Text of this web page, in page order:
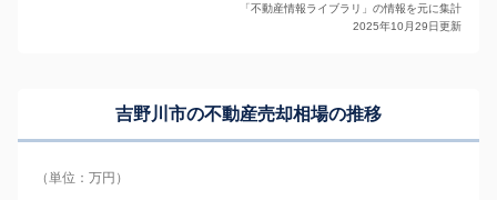
「不動産情報ライブラリ」の情報を元に集計
2025年10月29日更新
吉野川市の不動産売却相場の推移
（単位：万円）